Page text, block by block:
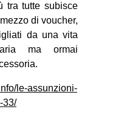
tra tutte subisce
di voucher,
da una vita
ma ormai
le-assunzioni-
33/